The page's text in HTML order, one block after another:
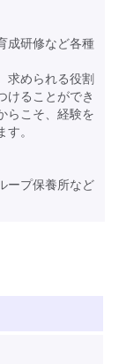
成研修など各種
求められる役割
けることができ
らこそ、経験を
。
ープ保養所など